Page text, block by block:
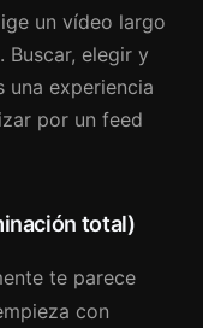
un vídeo largo
Buscar, elegir y
una experiencia
por un feed
total)
te parece
con